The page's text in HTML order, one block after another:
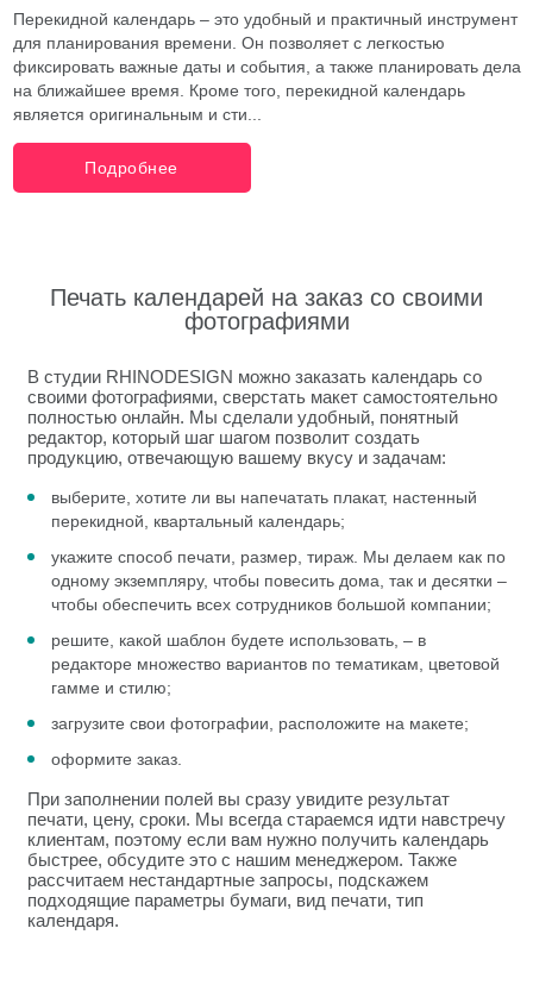
Перекидной календарь – это удобный и практичный инструмент
для планирования времени. Он позволяет с легкостью
фиксировать важные даты и события, а также планировать дела
на ближайшее время. Кроме того, перекидной календарь
является оригинальным и сти...
Подробнее
Печать календарей на заказ со своими
фотографиями
В студии RHINODESIGN можно заказать календарь со
своими фотографиями, сверстать макет самостоятельно
полностью онлайн. Мы сделали удобный, понятный
редактор, который шаг шагом позволит создать
продукцию, отвечающую вашему вкусу и задачам:
выберите, хотите ли вы напечатать плакат, настенный
перекидной, квартальный календарь;
укажите способ печати, размер, тираж. Мы делаем как по
одному экземпляру, чтобы повесить дома, так и десятки –
чтобы обеспечить всех сотрудников большой компании;
решите, какой шаблон будете использовать, – в
редакторе множество вариантов по тематикам, цветовой
гамме и стилю;
загрузите свои фотографии, расположите на макете;
оформите заказ.
При заполнении полей вы сразу увидите результат
печати, цену, сроки. Мы всегда стараемся идти навстречу
клиентам, поэтому если вам нужно получить календарь
быстрее, обсудите это с нашим менеджером. Также
рассчитаем нестандартные запросы, подскажем
подходящие параметры бумаги, вид печати, тип
календаря.